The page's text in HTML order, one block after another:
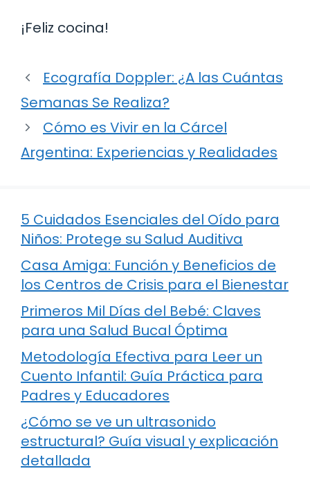
¡Feliz cocina!
Ecografía Doppler: ¿A las Cuántas
Semanas Se Realiza?
Cómo es Vivir en la Cárcel
Argentina: Experiencias y Realidades
5 Cuidados Esenciales del Oído para
Niños: Protege su Salud Auditiva
Casa Amiga: Función y Beneficios de
los Centros de Crisis para el Bienestar
Primeros Mil Días del Bebé: Claves
para una Salud Bucal Óptima
Metodología Efectiva para Leer un
Cuento Infantil: Guía Práctica para
Padres y Educadores
¿Cómo se ve un ultrasonido
estructural? Guía visual y explicación
detallada